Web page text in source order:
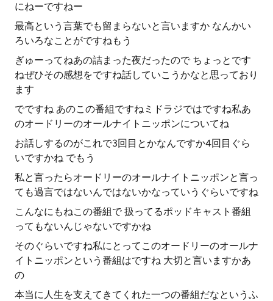
にねーですねー
最高という言葉でも留まらないと言いますか なんかい
ろいろなことがですねもう
ぎゅーってねあの詰まった夜だったので ちょっとです
ねぜひその感想をですね話していこうかなと思っており
ます
でですね あのこの番組ですねミドラジではですね私あ
のオードリーのオールナイトニッポンについてね
お話しするのがこれで3回目とかなんですか4回目ぐら
いですかね でもう
私と言ったらオードリーのオールナイトニッポンと言っ
ても過言ではないんではないかなっていうぐらいですね
こんなにもねこの番組で 扱ってるポッドキャスト番組
ってもないんじゃないですかね
そのぐらいですね私にとってこのオードリーのオールナ
イトニッポンという番組はですね 大切と言いますかあ
の
本当に人生を支えてきてくれた一つの番組だなというふ